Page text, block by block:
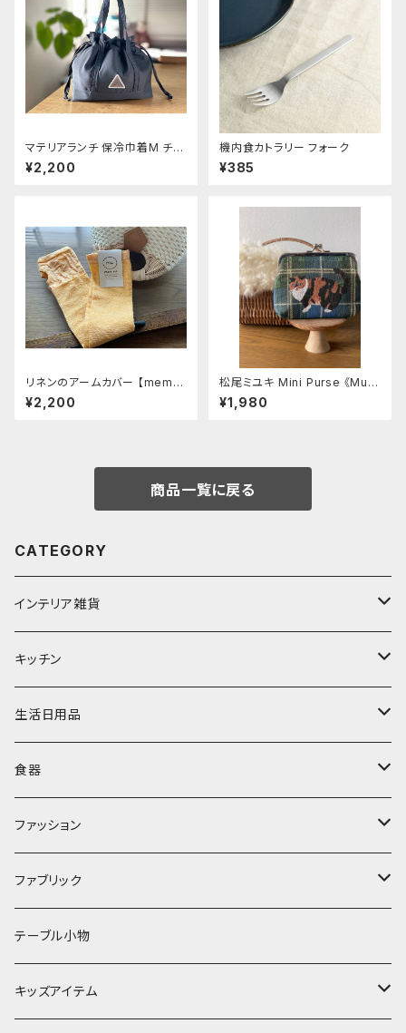
マテリアランチ 保冷巾着M チャ
コール
¥2,200
機内食カトラリー フォーク
¥385
リネンのアームカバー 【memer
i】ハチミツレモン(2024カラー)
約50㎝
¥2,200
松尾ミユキ Mini Purse 《Mug
i》
¥1,980
商品一覧に戻る
CATEGORY
インテリア雑貨
置物・オブジェ
ミラー
ぬいぐるみ
時計
フラワーベース
ランプ
キッチン
水筒・マグ
カトラリー
食器
その他
生活日用品
タオル・ハンカチ
キッチンクロス
その他
食器
コップ・マグカップ
プレート
ボウル
お茶碗
ファッション
バッグ
エプロン
財布・ポーチ
ファブリック
タオル
クッションカバー
テーブル小物
キッズアイテム